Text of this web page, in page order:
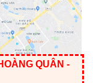
QUÂN -